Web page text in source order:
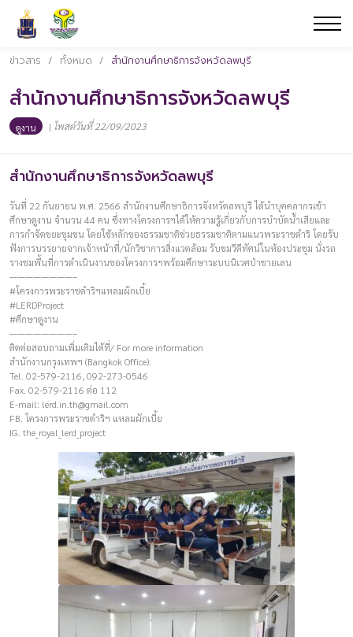
ข่าวสาร / ทั้งหมด / สำนักงานศึกษาธิการจังหวัดลพบุรี
สำนักงานศึกษาธิการจังหวัดลพบุรี
ดูงาน | โพสต์วันที่ 22/09/2023
สำนักงานศึกษาธิการจังหวัดลพบุรี
วันที่ 22 กันยายน พ.ศ. 2566 สำนักงานศึกษาธิการจังหวัดลพบุรี ได้นำบุคคลากรเข้า
ศึกษาดูงาน จำนวน 44 คน ซึ่งทางโครงการฯได้ให้ความรู้เกี่ยวกับการบำบัดน้ำเสียและ
การกำจัดขยะชุมชน โดยใช้หลักของธรรมชาติช่วยธรรมชาติตามแนวพระราชดำริ โดยรับ
ฟังการบรรยายจากเจ้าหน้าที่/นักวิชาการสิ่งแวดล้อม รับชมวีดีทัศน์ในห้องประชุม นั่งรถ
รางชมพื้นที่การดำเนินงานของโครงการฯพร้อมศึกษาระบบนิเวศป่าชายเลน
————————–
#โครงการพระราชดำริฯแหลมผักเบี้ย
#LERDProject
#ศึกษาดูงาน
————————–
ติดต่อสอบถามเพิ่มเติมได้ที่/ For more information
สำนักงานกรุงเทพฯ (Bangkok Office):
Tel. 02-579-2116, 092-273-0546
Fax. 02-579-2116 ต่อ 112
E-mail: lerd.in.th@gmail.com
FB. โครงการพระราชดำริฯ แหลมผักเบี้ย
IG. the_royal_lerd_project